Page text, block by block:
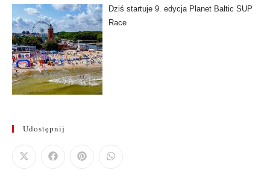
Dziś startuje 9. edycja Planet Baltic SUP
Race
Udostępnij